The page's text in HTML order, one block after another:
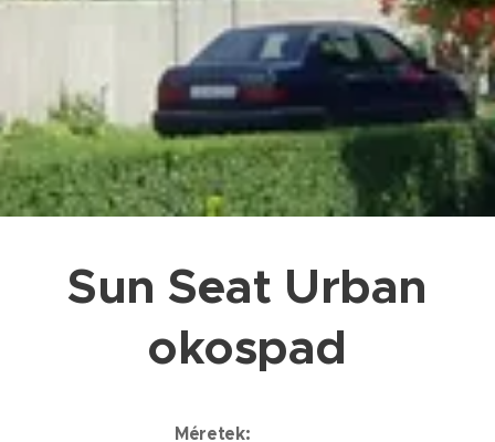
Sun Seat Urban
okospad
Méretek: